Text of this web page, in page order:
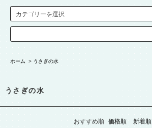
ホーム > うさぎの水
うさぎの水
おすすめ順 価格順 新着順